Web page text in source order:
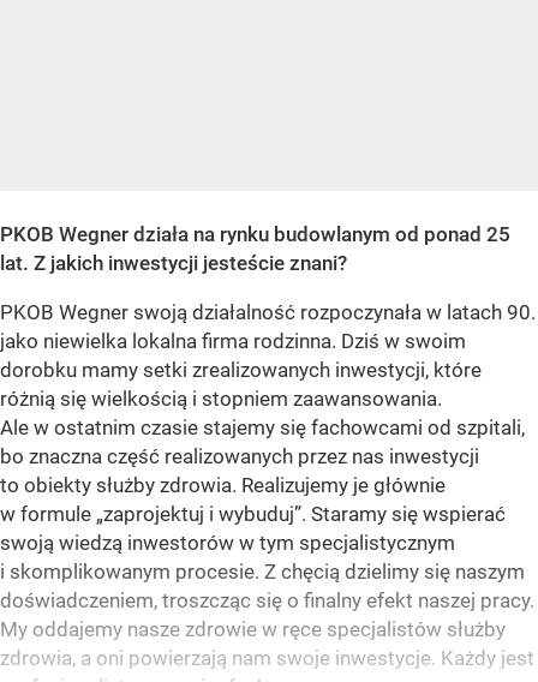
PKOB Wegner działa na rynku budowlanym od ponad 25
lat. Z jakich inwestycji jesteście znani?
PKOB Wegner swoją działalność rozpoczynała w latach 90.
jako niewielka lokalna firma rodzinna. Dziś w swoim
dorobku mamy setki zrealizowanych inwestycji, które
różnią się wielkością i stopniem zaawansowania.
Ale w ostatnim czasie stajemy się fachowcami od szpitali,
bo znaczna część realizowanych przez nas inwestycji
to obiekty służby zdrowia. Realizujemy je głównie
w formule „zaprojektuj i wybuduj”. Staramy się wspierać
swoją wiedzą inwestorów w tym specjalistycznym
i skomplikowanym procesie. Z chęcią dzielimy się naszym
doświadczeniem, troszcząc się o finalny efekt naszej pracy.
My oddajemy nasze zdrowie w ręce specjalistów służby
zdrowia, a oni powierzają nam swoje inwestycje. Każdy jest